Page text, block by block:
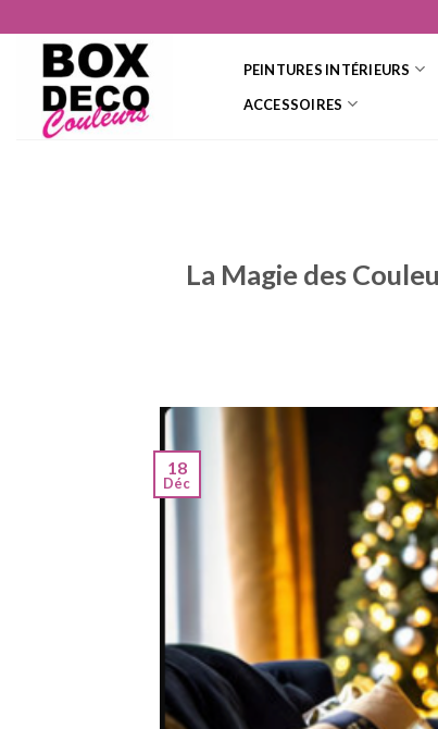
to
content
PEINTURES INTÉRIEURS
ACCESSOIRES
La Magie des
18
Déc